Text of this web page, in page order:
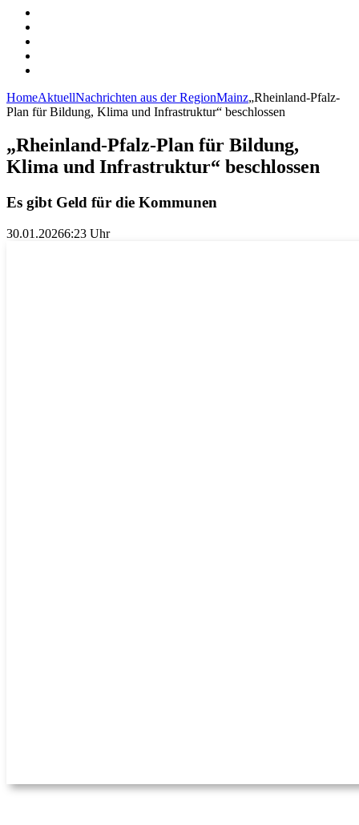
HomeAktuellNachrichten aus der RegionMainz„Rheinland-Pfalz-
Plan für Bildung, Klima und Infrastruktur“ beschlossen
„Rheinland-Pfalz-Plan für Bildung,
Klima und Infrastruktur“ beschlossen
Es gibt Geld für die Kommunen
30.01.20266:23 Uhr